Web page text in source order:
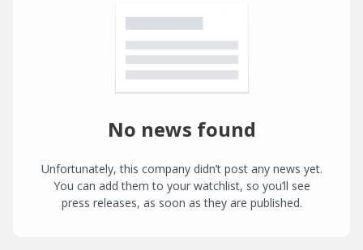
No news found
Unfortunately, this company didn’t post any news yet.
You can add them to your watchlist, so you’ll see
press releases, as soon as they are published.